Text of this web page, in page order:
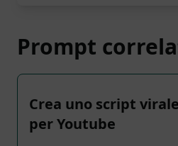
Prompt
Crea uno script
per Youtube